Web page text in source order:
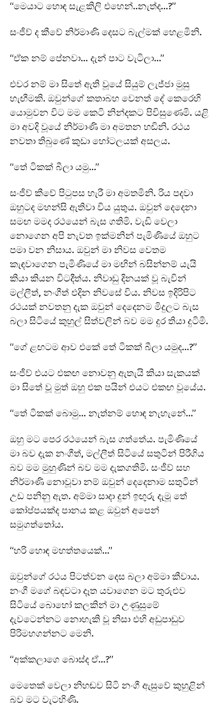
“මෙයාට හොඳ සැළකිලි එහෙන්..නැත්ද…?”
සංජීව් ද කීවේ නිර්මාණි දෙසට බැල්මක් හෙළමිනි.
“ඒක නම් පේනවා… දැන් පාට වැටිලා…”
එවර නම් මා සිතේ ඇති වූයේ සියුම් ලැජ්ජා මුසු
හැඟීමකි. ඔවුන්ගේ කතාබහ වෙනත් දේ කෙරෙහි
යොමුවන විට මම කෙටි නින්දකට පිවිසුණෙමි. යළි
මා අවදි වූයේ නිර්මාණි මා අමතන හඬිනි. රථය
නවතා තිබුණේ කුඩා හෝටලයක් අසලය.
“තේ ටිකක් බීලා යමු…”
සංජීව් කීවේ පිටුපස හැරී මා අමතමිනි. රිය පදවා
ඔහුටද මහන්සි ඇතිවා විය යුතුය. ඔවුන් දෙදෙනා
සමඟ මමද රථයෙන් බැස ගතිමි. වැඩි වෙලා
නොගෙන අපි නැවත ඉක්මනින් පැමිණියේ ඔහුට
පමා වන නිසාය. ඔවුන් මා නිවස වෙතම
කැඳවාගෙන පැමිණියේ මා මඟින් බසින්නම් යැයි
කියා කියන විටදීත්ය. නිවාඩු දිනයක් වූ බැවින්
මල්ලීත්, නංගීත් එදින නිවසේ විය. නිවස ඉදිරිපිට
රථයක් නවතනු දැක ඔවුන් දෙදෙනම මිදුලට බැස
බලා සිටියේ කුහුල් සිත්වලින් බව මම දුර තියා දුටිමි.
“ගේ ළඟටම ආව එකේ තේ ටිකක් බීලා යමුද…?”
සංජීව් එයට එකඟ නොවනු ඇතැයි කියා සැකයක්
මා සිතේ වූ මුත් ඔහු එක පයින් එයට එකඟ වූයේය.
“තේ ටිකක් බොමු… නැත්නම් හොඳ නැහැනේ…”
ඔහු මට පෙර රථයෙන් බැස ගත්තේය. පැමිණියේ
මා බව දැක නංගීත්, මල්ලීත් සිටියේ සතුටින් පිරීගිය
බව මම මුහුණින් බව මම දැකගතිමි. සංජීව් සහ
නිර්මාණි නොවූවා නම් ඔවුන් දෙදෙනාම සතුටින්
උඩ පනිනු ඇත. අම්මා සාදා දුන් ඉඟුරු දැමූ තේ
කෝප්පයක්ද පානය කළ ඔවුන් අපෙන්
සමුගත්තෝය.
“හරි හොඳ මහත්තයෙක්…”
ඔවුන්ගේ රථය පිටත්වන දෙස බලා අම්මා කීවාය.
නංගී මගේ බඳවටා දෑත යවාගෙන මට තුරුළුව
සිටියේ බොහෝ කලකින් මා උණුසුමේ
දැවටෙන්නට නොහැකි වූ නිසා එහි අඩුපාඩුව
පිරිමහගන්නට මෙනි.
“අක්කලාගෙ බොස්ද ඒ…?”
මෙතෙක් වෙලා නිහඬව සිටි නංගී ඇසුවේ කුහුළින්
බව මට වැටහිණි.